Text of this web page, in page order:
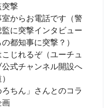
突撃
室からお電話です（警
監に突撃インタビュー
都知事に突撃？）
じれるぞ（ユーチュ
公式チャンネル開設へ
ろちん」さんとのコラ
画